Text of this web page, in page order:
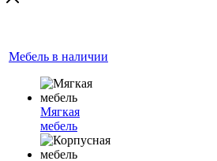
Мебель в наличии
Мягкая
мебель